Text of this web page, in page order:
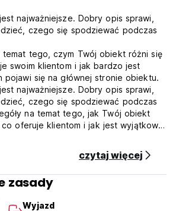
najważniejsze. Dobry opis sprawi,
czego się spodziewać podczas
temat tego, czym Twój obiekt różni się
swoim klientom i jak bardzo jest
pojawi się na głównej stronie obiektu.
najważniejsze. Dobry opis sprawi,
czego się spodziewać podczas
na temat tego, jak Twój obiekt
oferuje klientom i jak jest wyjątkowy.
plażowa przerwa z prawą i lewą
klasy falą, która jest potężna i
Ta fala jest bardziej odpowiednia dla
Najlepiej sprawdza się w połowie
zachodu na północno-zachodniej lub
czytaj więcej
zasady
Wyjazd